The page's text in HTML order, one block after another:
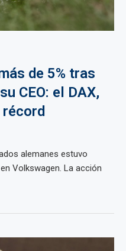
de 5% tras
CEO: el DAX,
alemanes estuvo
Volkswagen. La acción